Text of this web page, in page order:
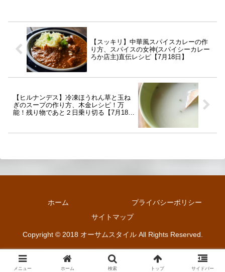
【スッキリ】中華風スパイスカレーの作
り方、スパイスの女神(スパイシーカレー
ろか店主)直伝レシピ【7月18日】
【ヒルナンデス】冷凍ほうれん草と玉ね
ぎのスープの作り方、木金レシピ！万
能！残り物であと２日乗り切る【7月18
ホーム
プライバシーポリシー
サイトマップ
Copyright © 2018 オーサムスタイル All Rights Reserved.
メニュー ホーム 検索 トップ サイドバー